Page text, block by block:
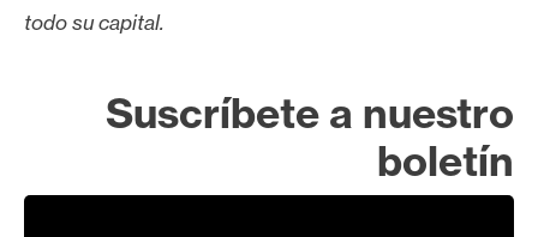
todo su capital.
Suscríbete a nuestro
boletín